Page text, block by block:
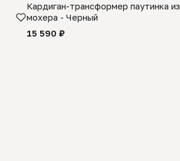
Кардиган-трансформер паутинка из
мохера - Черный
15 590 ₽